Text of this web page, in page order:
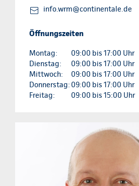
info.wrm@continentale.de
Öffnungszeiten
Montag:
09:00 bis 17:00 Uhr
Dienstag:
09:00 bis 17:00 Uhr
Mittwoch:
09:00 bis 17:00 Uhr
Donnerstag: 09:00 bis 17:00 Uhr
Freitag:
09:00 bis 15:00 Uhr